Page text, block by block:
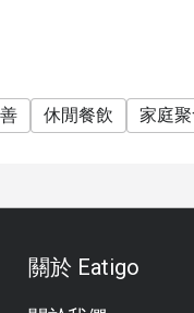
休閒餐飲 家庭
關於 Eatigo